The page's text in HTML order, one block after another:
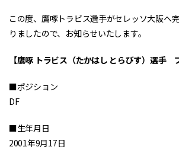
この度、鷹啄トラビス選手がセレッソ大阪へ
りましたので、お知らせいたします。
【鷹啄 トラビス （たかはし とらびす）選手
■ポジション
DF
■生年月日
2001年9月17日